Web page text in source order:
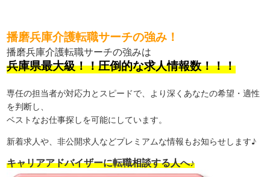
播磨兵庫介護転職サーチの強み！
播磨兵庫介護転職サーチの強みは
兵庫県最大級！！圧倒的な求人情報数！！！
専任の担当者が対応力とスピードで、より深くあなたの希望・適性
を判断し、
ベストなお仕事探しを可能にしています。
新着求人や、非公開求人などプレミアムな情報もお知らせします♪
キャリアアドバイザーに転職相談する人へ♪